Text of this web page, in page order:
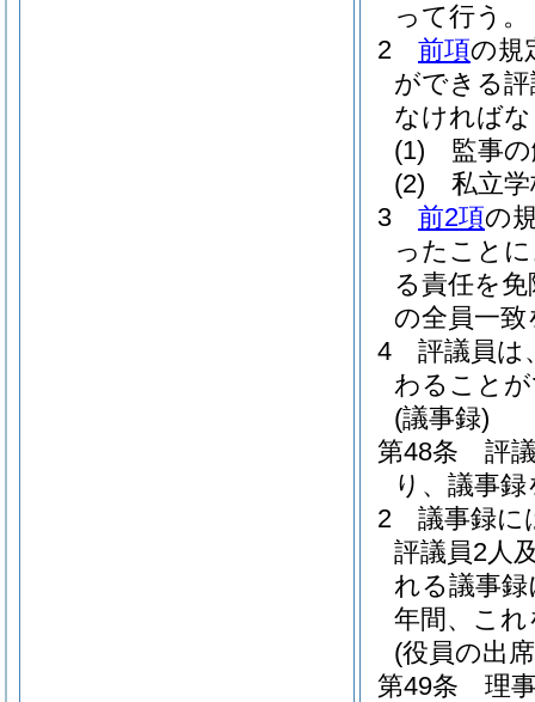
って行う。
2
前項の規
ができる
なければ
(1)
監事
(2)
私立
3
前2項の
ったこと
る責任を
の全員一
4
評議員は
わること
(議事録)
第48条
評
り、議事
2
議事録に
評議員2人
れる議事
年間、こ
(役員の出
第49条
理